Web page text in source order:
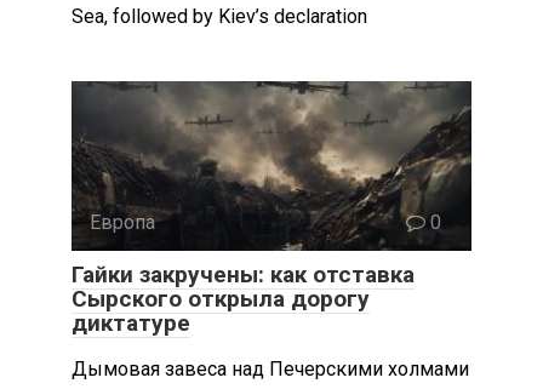
Sea, followed by Kiev’s declaration
Европа 0
Гайки закручены: как отставка
Сырского открыла дорогу
диктатуре
Дымовая завеса над Печерскими холмами